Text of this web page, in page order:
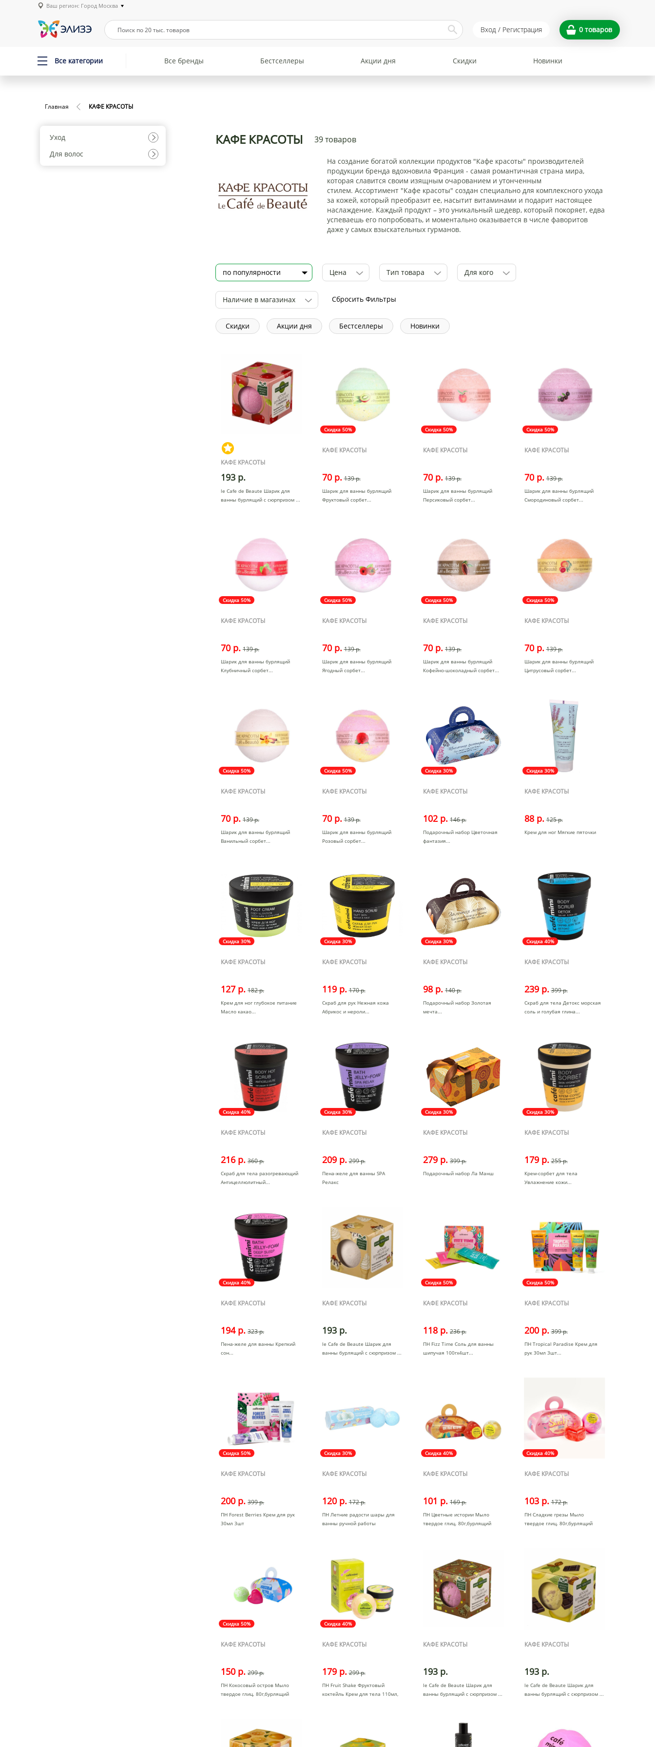
Ваш регион: Город Москва
Вход / Регистрация 0 товаров
Все категории Все бренды Бестселлеры Акции дня Скидки Новинки
Главная КАФЕ КРАСОТЫ
Уход
Для волос
КАФЕ КРАСОТЫ 39 товаров
На создание богатой коллекции продуктов "Кафе красоты" производителей
продукции бренда вдохновила Франция - самая романтичная страна мира,
которая славится своим изящным очарованием и утонченным
стилем. Ассортимент "Кафе красоты" создан специально для комплексного ухода
за кожей, который преобразит ее, насытит витаминами и подарит настоящее
наслаждение. Каждый продукт – это уникальный шедевр, который покоряет, едва
успеваешь его попробовать, и моментально оказывается в числе фаворитов
даже у самых взыскательных гурманов.
Цена Тип товара Для кого
Наличие в магазинах Сбросить Фильтры
Скидки Акции дня Бестселлеры Новинки
КАФЕ КРАСОТЫ
193 р.
le Cafe de Beaute Шарик для
ванны бурлящий с сюрпризом
Скидка 50%
КАФЕ КРАСОТЫ
70 р. 139 р.
Шарик для ванны бурлящий
Фруктовый сорбет
Скидка 50%
КАФЕ КРАСОТЫ
70 р. 139 р.
Шарик для ванны бурлящий
Персиковый сорбет
Скидка 50%
КАФЕ КРАСОТЫ
70 р. 139 р.
Шарик для ванны бурлящий
Смородиновый сорбет
Скидка 50%
КАФЕ КРАСОТЫ
70 р. 139 р.
Шарик для ванны бурлящий
Клубничный сорбет
Скидка 50%
КАФЕ КРАСОТЫ
70 р. 139 р.
Шарик для ванны бурлящий
Ягодный сорбет
Скидка 50%
КАФЕ КРАСОТЫ
70 р. 139 р.
Шарик для ванны бурлящий
Кофейно-шоколадный сорбет
Скидка 50%
КАФЕ КРАСОТЫ
70 р. 139 р.
Шарик для ванны бурлящий
Цитрусовый сорбет
Скидка 50%
КАФЕ КРАСОТЫ
70 р. 139 р.
Шарик для ванны бурлящий
Ванильный сорбет
Скидка 50%
КАФЕ КРАСОТЫ
70 р. 139 р.
Шарик для ванны бурлящий
Розовый сорбет
Скидка 30%
КАФЕ КРАСОТЫ
102 р. 146 р.
Подарочный набор Цветочная
фантазия
Скидка 30%
КАФЕ КРАСОТЫ
88 р. 125 р.
Крем для ног Мягкие пяточки
Скидка 30%
КАФЕ КРАСОТЫ
127 р. 182 р.
Крем для ног глубокое питание
Масло какао
Скидка 30%
КАФЕ КРАСОТЫ
119 р. 170 р.
Скраб для рук Нежная кожа
Абрикос и нероли
Скидка 30%
КАФЕ КРАСОТЫ
98 р. 140 р.
Подарочный набор Золотая
мечта
Скидка 40%
КАФЕ КРАСОТЫ
239 р. 399 р.
Скраб для тела Детокс морская
соль и голубая глина
Скидка 40%
КАФЕ КРАСОТЫ
216 р. 360 р.
Скраб для тела разогревающий
Антицеллюлитный
Скидка 30%
КАФЕ КРАСОТЫ
209 р. 299 р.
Пена-желе для ванны SPA
Релакс
Скидка 30%
КАФЕ КРАСОТЫ
279 р. 399 р.
Подарочный набор Ла Манш
Скидка 30%
КАФЕ КРАСОТЫ
179 р. 255 р.
Крем-сорбет для тела
Увлажнение кожи
Скидка 40%
КАФЕ КРАСОТЫ
194 р. 323 р.
Пена-желе для ванны Крепкий
сон
КАФЕ КРАСОТЫ
193 р.
le Cafe de Beaute Шарик для
ванны бурлящий с сюрпризом
Скидка 50%
КАФЕ КРАСОТЫ
118 р. 236 р.
ПН Fizz Time Соль для ванны
шипучая 100гх4шт
Скидка 50%
КАФЕ КРАСОТЫ
200 р. 399 р.
ПН Tropical Paradise Крем для
рук 30мл 3шт
Скидка 50%
КАФЕ КРАСОТЫ
200 р. 399 р.
ПН Forest Berries Крем для рук
30мл 3шт
Скидка 30%
КАФЕ КРАСОТЫ
120 р. 172 р.
ПН Летние радости шары для
ванны ручной работы
Скидка 40%
КАФЕ КРАСОТЫ
101 р. 169 р.
ПН Цветные истории Мыло
твердое глиц. 80г,бурлящий
Скидка 40%
КАФЕ КРАСОТЫ
103 р. 172 р.
ПН Сладкие грезы Мыло
твердое глиц. 80г,бурлящий
Скидка 50%
КАФЕ КРАСОТЫ
150 р. 299 р.
ПН Кокосовый остров Мыло
твердое глиц. 80г,бурлящий
Скидка 40%
КАФЕ КРАСОТЫ
179 р. 299 р.
ПН Fruit Shake Фруктовый
коктейль Крем для тела 110мл,
КАФЕ КРАСОТЫ
193 р.
le Cafe de Beaute Шарик для
ванны бурлящий с сюрпризом
КАФЕ КРАСОТЫ
193 р.
le Cafe de Beaute Шарик для
ванны бурлящий с сюрпризом